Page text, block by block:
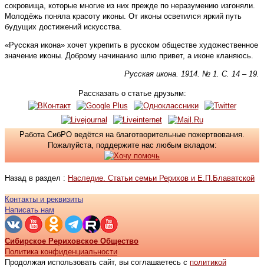
сокровища, которые многие из них прежде по неразумению изгоняли.
Молодёжь поняла красоту иконы. От иконы осветился яркий путь
будущих достижений искусства.
«Русская икона» хочет укрепить в русском обществе художественное
значение иконы. Доброму начинанию шлю привет, а иконе кланяюсь.
Русская икона. 1914. № 1. С. 14 – 19.
Рассказать о статье друзьям:
Работа СибРО ведётся на благотворительные пожертвования.
Пожалуйста, поддержите нас любым вкладом:
Назад в раздел : Наследие. Статьи семьи Рерихов и Е.П.Блаватской
Контакты и реквизиты
Написать нам
Сибирское Рериховское Общество
Политика конфиденциальности
Продолжая использовать сайт, вы соглашаетесь с политикой